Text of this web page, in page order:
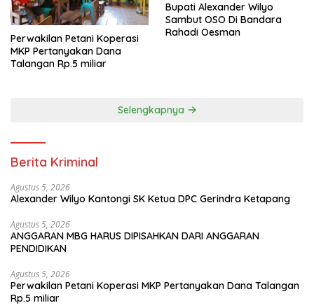
Perwakilan Petani Koperasi
MKP Pertanyakan Dana
Talangan Rp.5 miliar
Bupati Alexander Wilyo
Sambut OSO Di Bandara
Rahadi Oesman
Selengkapnya
Berita Kriminal
Agustus 5, 2026
Alexander Wilyo Kantongi SK Ketua DPC Gerindra Ketapang
Agustus 5, 2026
ANGGARAN MBG HARUS DIPISAHKAN DARI ANGGARAN
PENDIDIKAN
Agustus 5, 2026
Perwakilan Petani Koperasi MKP Pertanyakan Dana Talangan
Rp.5 miliar